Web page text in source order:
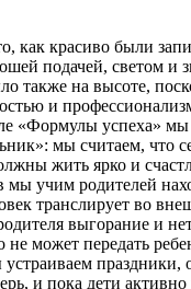
как красиво были
подачей, светом и
также на высоте,
и
«Формулы успеха»
мы считаем, что
жить ярко и
мы учим родителей
транслирует во
выгорание и
не может передать
праздники,
и пока дети активно